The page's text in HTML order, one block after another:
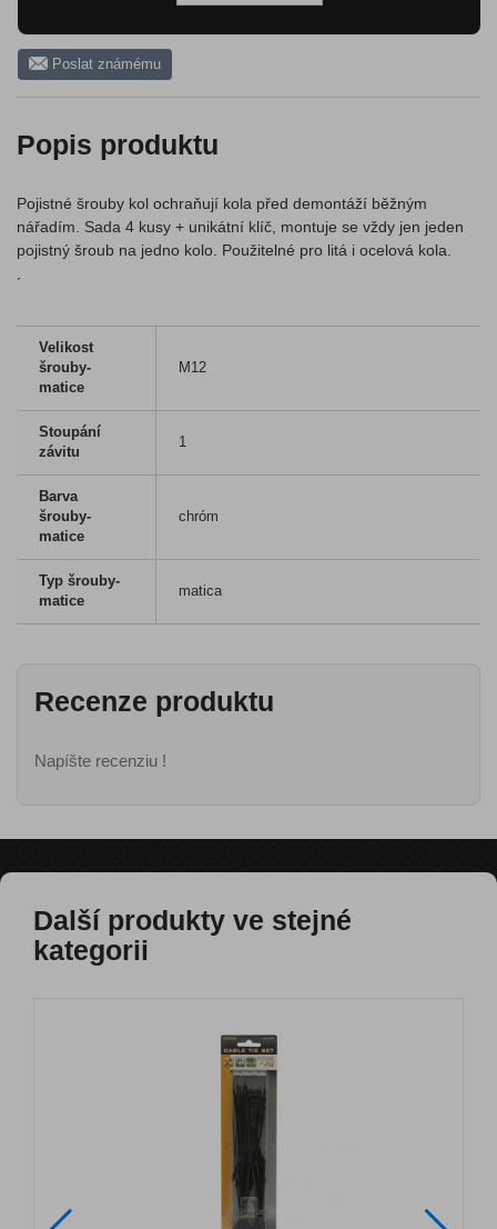
Poslat známému
Popis produktu
Pojistné šrouby kol ochraňují kola před demontáží běžným
nářadím. Sada 4 kusy + unikátní klíč, montuje se vždy jen jeden
pojistný šroub na jedno kolo. Použitelné pro litá i ocelová kola.
´
Velikost
šrouby-
matice
M12
Stoupání
závitu
1
Barva
šrouby-
matice
chróm
Typ šrouby-
matice
matica
Recenze produktu
Napíšte recenziu !
Další produkty ve stejné
kategorii